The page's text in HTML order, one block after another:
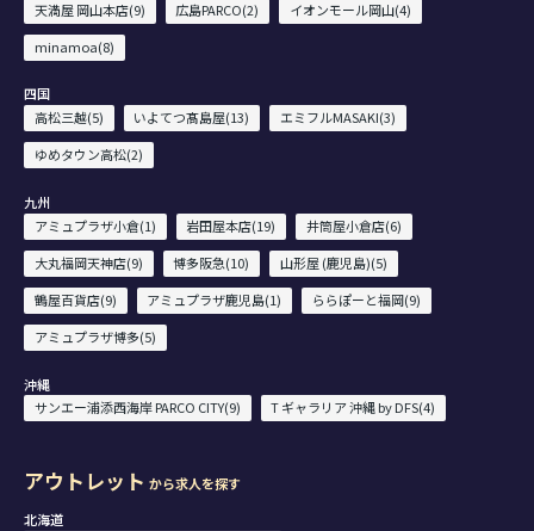
天満屋 岡山本店(9)
広島PARCO(2)
イオンモール岡山(4)
minamoa(8)
四国
高松三越(5)
いよてつ髙島屋(13)
エミフルMASAKI(3)
ゆめタウン高松(2)
九州
アミュプラザ小倉(1)
岩田屋本店(19)
井筒屋小倉店(6)
大丸福岡天神店(9)
博多阪急(10)
山形屋 (鹿児島)(5)
鶴屋百貨店(9)
アミュプラザ鹿児島(1)
ららぽーと福岡(9)
アミュプラザ博多(5)
沖縄
サンエー浦添西海岸 PARCO CITY(9)
T ギャラリア 沖縄 by DFS(4)
アウトレット から求人を探す
北海道